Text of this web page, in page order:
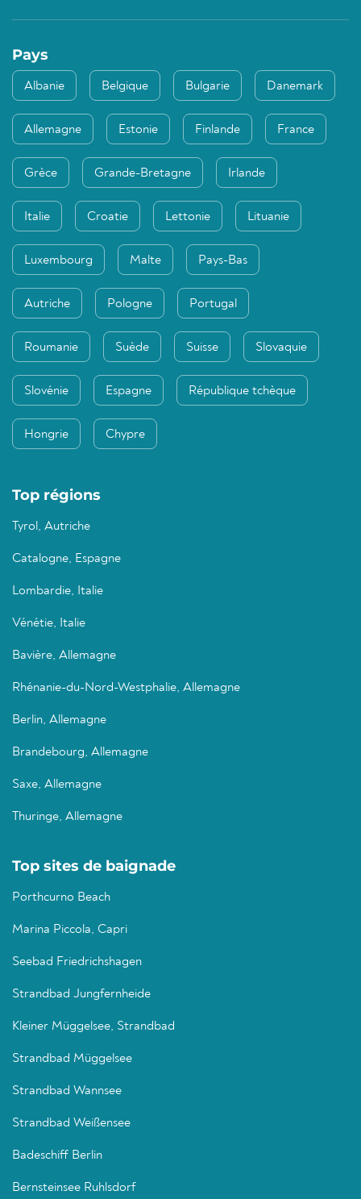
Pays
Albanie Belgique Bulgarie Danemark
Allemagne Estonie Finlande France
Grèce Grande-Bretagne Irlande
Italie Croatie Lettonie Lituanie
Luxembourg Malte Pays-Bas
Autriche Pologne Portugal
Roumanie Suède Suisse Slovaquie
Slovénie Espagne République tchèque
Hongrie Chypre
Top régions
Tyrol, Autriche
Catalogne, Espagne
Lombardie, Italie
Vénétie, Italie
Bavière, Allemagne
Rhénanie-du-Nord-Westphalie, Allemagne
Berlin, Allemagne
Brandebourg, Allemagne
Saxe, Allemagne
Thuringe, Allemagne
Top sites de baignade
Porthcurno Beach
Marina Piccola, Capri
Seebad Friedrichshagen
Strandbad Jungfernheide
Kleiner Müggelsee, Strandbad
Strandbad Müggelsee
Strandbad Wannsee
Strandbad Weißensee
Badeschiff Berlin
Bernsteinsee Ruhlsdorf